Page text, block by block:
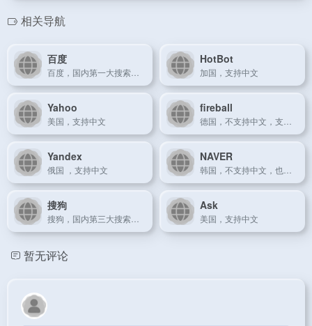
相关导航
百度 HotBot
加国，支持中文
Yahoo
美国，支持中文
fireball
Yandex
俄国 ，支持中文
NAVER
搜狗 Ask
美国，支持中文
暂无评论